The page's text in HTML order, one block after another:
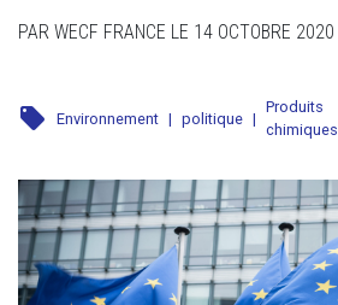
PAR WECF FRANCE LE 14 OCTOBRE 2020
local_offer Environnement | politique |
Produits
chimiques